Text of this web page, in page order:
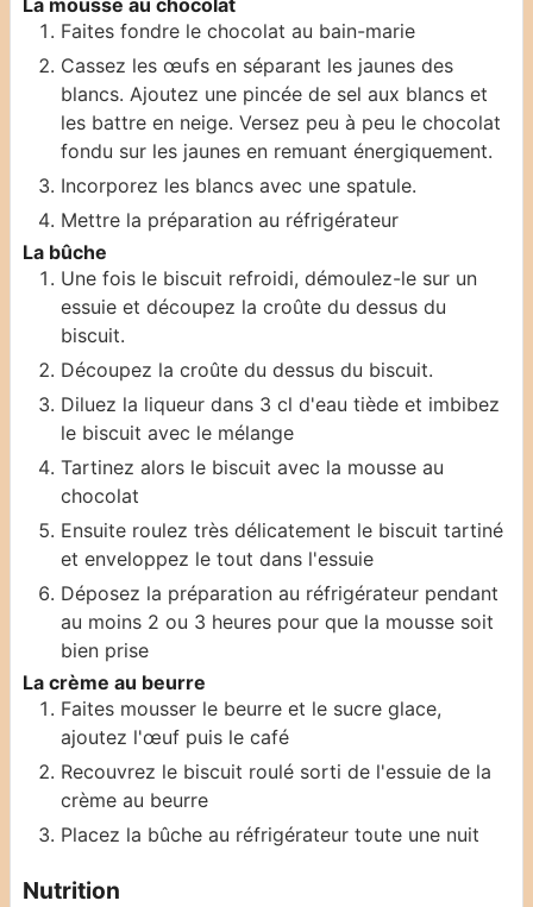
La mousse au chocolat
Faites fondre le chocolat au bain-marie
Cassez les œufs en séparant les jaunes des
blancs. Ajoutez une pincée de sel aux blancs et
les battre en neige. Versez peu à peu le chocolat
fondu sur les jaunes en remuant énergiquement.
Incorporez les blancs avec une spatule.
Mettre la préparation au réfrigérateur
La bûche
Une fois le biscuit refroidi, démoulez-le sur un
essuie et découpez la croûte du dessus du
biscuit.
Découpez la croûte du dessus du biscuit.
Diluez la liqueur dans 3 cl d'eau tiède et imbibez
le biscuit avec le mélange
Tartinez alors le biscuit avec la mousse au
chocolat
Ensuite roulez très délicatement le biscuit tartiné
et enveloppez le tout dans l'essuie
Déposez la préparation au réfrigérateur pendant
au moins 2 ou 3 heures pour que la mousse soit
bien prise
La crème au beurre
Faites mousser le beurre et le sucre glace,
ajoutez l'œuf puis le café
Recouvrez le biscuit roulé sorti de l'essuie de la
crème au beurre
Placez la bûche au réfrigérateur toute une nuit
Nutrition